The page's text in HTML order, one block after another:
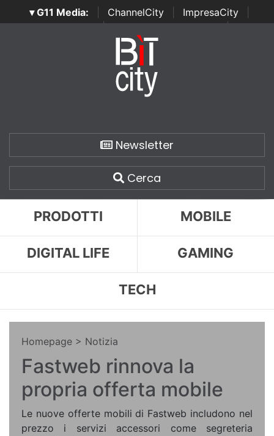
▾ G11 Media: ChannelCity ImpresaCity
SecurityOpenLab | Italian Channel Awards | Italian
Italian Security Awards
Newsletter
Cerca
PRODOTTI MOBILE
DIGITAL LIFE GAMING
TECH
Homepage > Notizia
Fastweb rinnova la
propria offerta mobile
Le nuove offerte mobili di Fastweb includono nel
prezzo i servizi accessori come segreteria